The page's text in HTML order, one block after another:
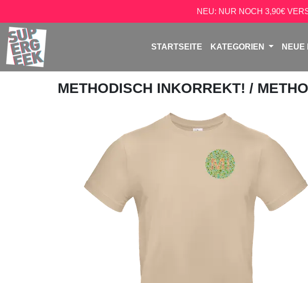
NEU: NUR NOCH 3,90€
STARTSEITE KATEGORIEN NEUE
METHODISCH INKORREKT! /